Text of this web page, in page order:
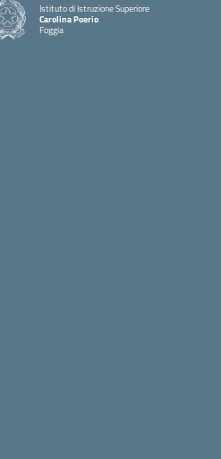
Istituto di Istruzione Superiore
Carolina Poerio
Foggia
— Visita la pagina iniziale della scuola